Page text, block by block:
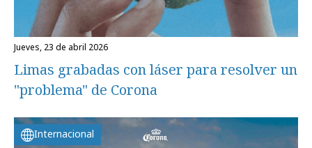
jueves, 23 de abril 2026
Limas grabadas con láser para resolver un
"problema" de Corona
Internacional